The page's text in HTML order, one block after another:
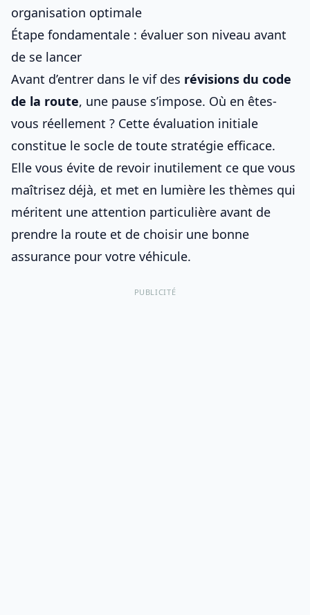
organisation optimale
Étape fondamentale : évaluer son niveau avant
de se lancer
Avant d’entrer dans le vif des révisions du code
de la route, une pause s’impose. Où en êtes-
vous réellement ? Cette évaluation initiale
constitue le socle de toute stratégie efficace.
Elle vous évite de revoir inutilement ce que vous
maîtrisez déjà, et met en lumière les thèmes qui
méritent une attention particulière avant de
prendre la route et de choisir une bonne
assurance pour votre véhicule.
PUBLICITÉ